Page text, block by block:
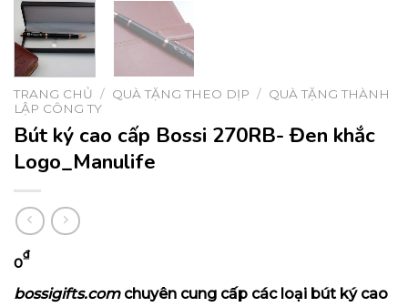
TRANG CHỦ / QUÀ TẶNG THEO DỊP / QUÀ TẶNG THÀNH
LẬP CÔNG TY
Bút ký cao cấp Bossi 270RB- Đen khắc
Logo_Manulife
0₫
bossigifts.com chuyên cung cấp các loại bút ký cao